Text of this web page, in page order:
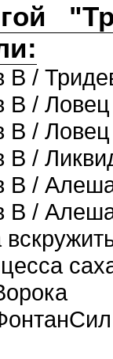
/
/ Ловец
/ Ловец
/
/
/